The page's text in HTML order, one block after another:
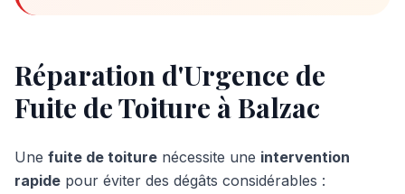
Réparation d'Urgence de
Fuite de Toiture à Balzac
Une fuite de toiture nécessite une intervention
rapide pour éviter des dégâts considérables :